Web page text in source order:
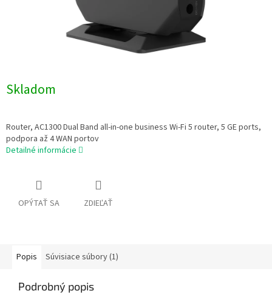
Skladom
Router, AC1300 Dual Band all-in-one business Wi-Fi 5 router, 5 GE ports,
podpora až 4 WAN portov
Detailné informácie
OPÝTAŤ SA ZDIEĽAŤ
Popis Súvisiace súbory (1)
Podrobný popis